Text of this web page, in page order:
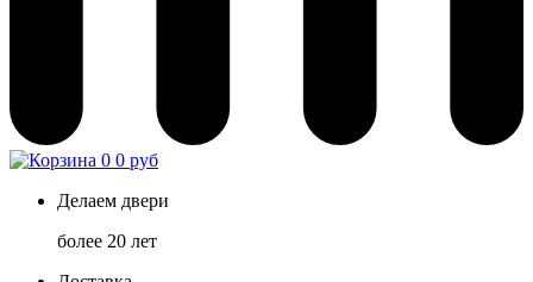
0 0 руб
Делаем двери
более 20 лет